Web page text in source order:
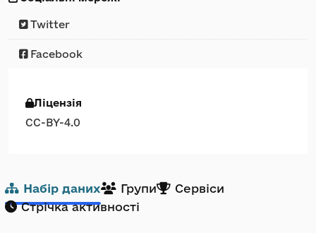
Twitter
Facebook
Ліцензія
CC-BY-4.0
Набір даних Групи
Сервіси
Стрічка активності